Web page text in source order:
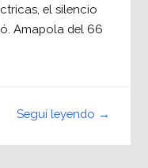
el silencio
Amapola del 66
Seguí leyendo →